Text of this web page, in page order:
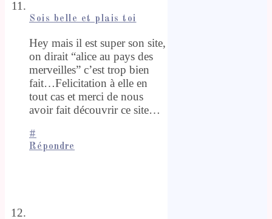
Sois belle et plais toi
Hey mais il est super son site,
on dirait “alice au pays des
merveilles” c’est trop bien
fait…Felicitation à elle en
tout cas et merci de nous
avoir fait découvrir ce site…
#
Répondre